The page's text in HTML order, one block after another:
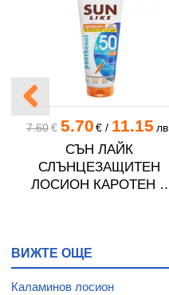
7.60 € 5.70 € / 11.15 лв.
СЪН ЛАЙК
СЛЪНЦЕЗАЩИТЕН
ЛОСИОН КАРОТЕН +
ВИЖТЕ ОЩЕ
Каламинов лосион